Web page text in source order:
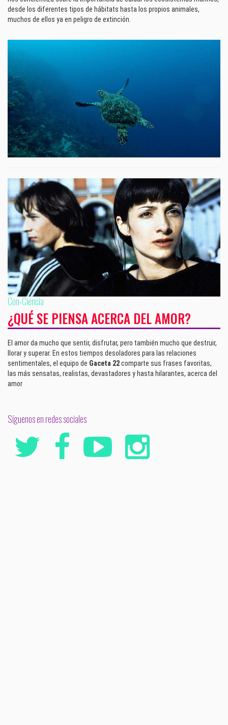
desde los diferentes tipos de hábitats hasta los propios animales,
muchos de ellos ya en peligro de extinción.
Con-Ciencia
¿QUÉ SE PIENSA ACERCA DEL AMOR?
El amor da mucho que sentir, disfrutar, pero también mucho que destruir,
llorar y superar. En estos tiempos desoladores para las relaciones
sentimentales, el equipo de Gaceta 22comparte sus frases favoritas,
las más sensatas, realistas, devastadores y hasta hilarantes, acerca del
amor
Síguenos en redes sociales